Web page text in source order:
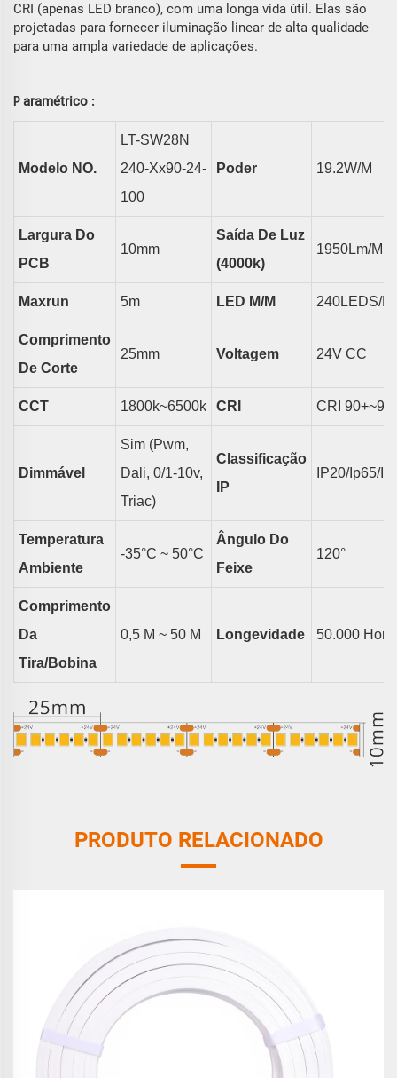
CRI (apenas LED branco), com uma longa vida útil. Elas são
projetadas para fornecer iluminação linear de alta qualidade
para uma ampla variedade de aplicações.
P aramétrico :
Modelo NO.
LT-SW28N
240-Xx90-24-
100
Poder 19.2W/m
Largura Do
PCB
10Mm
Saída De Luz
(4000k)
1950Lm/m
Maxrun 5M LED M/m 240LEDS/M
Comprimento
De Corte
25Mm Voltagem 24V CC
CCT 1800k~6500k CRI CRI 9
Dimmável
Sim (pwm,
Dali, 0/1-10v,
Triac)
Classificação
IP
IP20/ip65/
Temperatura
Ambiente
-35°C ~ 50°C
Ângulo Do
Feixe
120°
Comprimento
Da
Tira/bobina
0,5 M ~ 50 M Longevidade 50.000
PRODUTO RELACIONADO